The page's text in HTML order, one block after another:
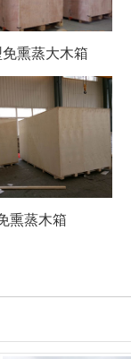
熏蒸大木箱
熏蒸木箱